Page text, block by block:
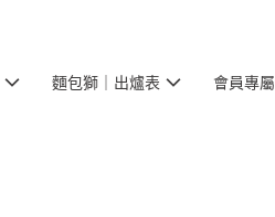
麵包獅｜出爐表 會員專屬